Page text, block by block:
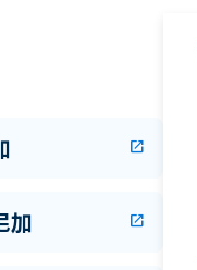
open_in_new
加 open_in_new